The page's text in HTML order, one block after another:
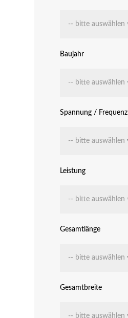
Baujahr
Spannung / Frequenz
Leistung
Gesamtlänge
Gesamtbreite